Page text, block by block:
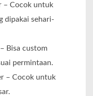
– Cocok untuk
dipakai sehari-
Bisa custom
permintaan.
– Cocok untuk